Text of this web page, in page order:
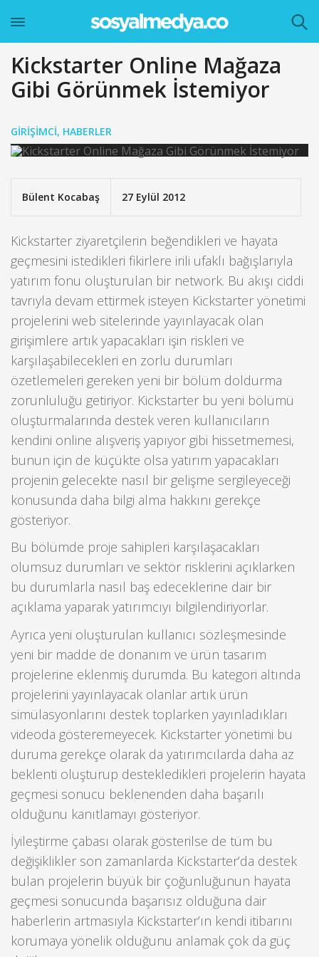
Kickstarter Online Mağaza
Gibi Görünmek İstemiyor
GIRIŞIMCI, HABERLER
Bülent Kocabaş 27 Eylül 2012
Kickstarter ziyaretçilerin beğendikleri ve hayata
geçmesini istedikleri fikirlere irili ufaklı bağışlarıyla
yatırım fonu oluşturulan bir network. Bu akışı ciddi
tavrıyla devam ettirmek isteyen Kickstarter yönetimi
projelerini web sitelerinde yayınlayacak olan
girişimlere artık yapacakları işin riskleri ve
karşılaşabilecekleri en zorlu durumları
özetlemeleri gereken yeni bir bölüm doldurma
zorunluluğu getiriyor. Kickstarter bu yeni bölümü
oluşturmalarında destek veren kullanıcıların
kendini online alışveriş yapıyor gibi hissetmemesi,
bunun için de küçükte olsa yatırım yapacakları
projenin gelecekte nasıl bir gelişme sergileyeceği
konusunda daha bilgi alma hakkını gerekçe
gösteriyor.
Bu bölümde proje sahipleri karşılaşacakları
olumsuz durumları ve sektör risklerini açıklarken
bu durumlarla nasıl baş edeceklerine dair bir
açıklama yaparak yatırımcıyı bilgilendiriyorlar.
Ayrıca yeni oluşturulan kullanıcı sözleşmesinde
yeni bir madde de donanım ve ürün tasarım
projelerine eklenmiş durumda. Bu kategori altında
projelerini yayınlayacak olanlar artık ürün
simülasyonlarını destek toplarken yayınladıkları
videoda gösteremeyecek. Kickstarter yönetimi bu
duruma gerekçe olarak da yatırımcılarda daha az
beklenti oluşturup destekledikleri projelerin hayata
geçmesi sonucu beklenenden daha başarılı
olduğunu kanıtlamayı gösteriyor.
İyileştirme çabası olarak gösterilse de tüm bu
değişiklikler son zamanlarda Kickstarter’da destek
bulan projelerin büyük bir çoğunluğunun hayata
geçmesi sonucunda başarısız olduğuna dair
haberlerin artmasıyla Kickstarter’ın kendi itibarını
korumaya yönelik olduğunu anlamak çok da güç